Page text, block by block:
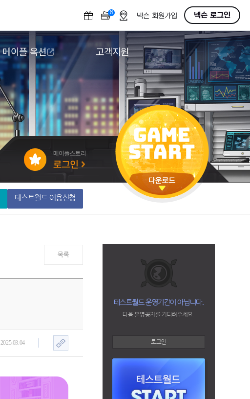
N OFF넥슨 회원가입 넥슨 로그인
메이플 옥션
메이플 옥션
고객지원
도움말/1:1문의
버그악용/불법프로그램 신고
게임 접근성
테스트월드 이용신청
목록
2025.03.04
테스트월드 운영기간이 아닙니다.
다음 운영공지를 기다려주세요.
로그인